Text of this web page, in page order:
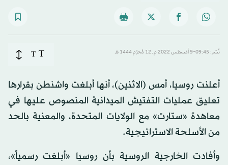
نُشر: 09:45-9 أغسطس 2022 م ـ 12 مُحرَّم 1444 هـ T
T
أعلنت روسيا، أمس (الاثنين)، أنها أبلغت واشنطن بقرارها
تعليق عمليات التفتيش الميدانية المنصوص عليها في
معاهدة «ستارت» مع الولايات المتحدة، والمعنية بالحد
من الأسلحة الاستراتيجية.
وأفادت الخارجية الروسية بأن روسيا «أبلغت رسمياً»،